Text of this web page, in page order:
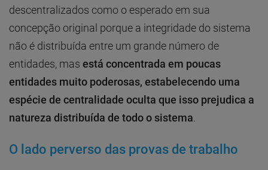
descentralizados como o esperado em sua
concepção original porque a integridade do sistema
não é distribuída entre um grande número de
entidades, mas está concentrada em poucas
entidades muito poderosas, estabelecendo uma
espécie de centralidade oculta que isso prejudica a
natureza distribuída de todo o sistema
O lado perverso das provas de trabalho